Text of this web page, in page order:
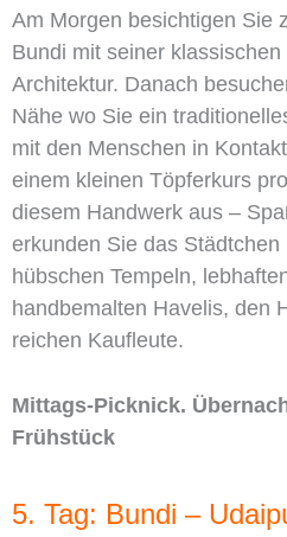
Am Morgen besichtigen Sie
Bundi mit seiner
Architektur. Danach
Nähe wo Sie ein
mit den Menschen in
einem kleinen Töpferkurs
diesem Handwerk aus –
erkunden Sie das Städtchen
hübschen Tempeln,
handbemalten Havelis, den
reichen Kaufleute.
Mittags-Picknick.
Frühstück
5. Tag: Bundi –